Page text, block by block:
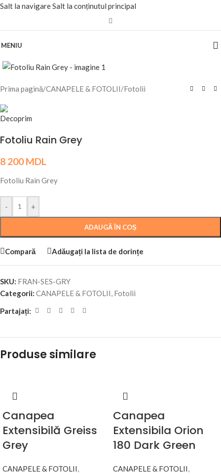
Salt la navigareSalt la conținutul principal
MENIU
Prima pagină/CANAPELE & FOTOLII/Fotolii
Fotoliu Rain Grey
8 200MDL
Fotoliu Rain Grey
- +
ADAUGĂ ÎN COȘ
Compară Adăugați la lista de dorințe
SKU: FRAN-SES-GRY
Categorii: CANAPELE & FOTOLII, Fotolii
Partajați:
Produse similare
Canapea
Extensibilă Greiss
Grey
CANAPELE & FOTOLII,
Canapea
Extensibila Orion
180 Dark Green
CANAPELE & FOTOLII,